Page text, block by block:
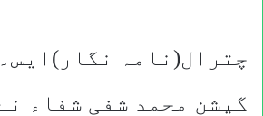
چترال(نامہ
گیشن محمد شفی شفاء